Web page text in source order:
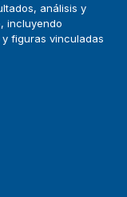
análisis y
incluyendo
figuras vinculadas